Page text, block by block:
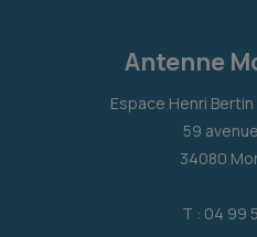
Antenne
Espace Henri
59
34080
T : 04 99